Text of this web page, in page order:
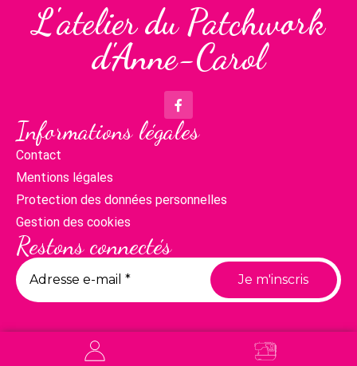
L'atelier du Patchwork
d'Anne-Carol
Informations légales
Contact
Mentions légales
Protection des données personnelles
Gestion des cookies
Restons connectés